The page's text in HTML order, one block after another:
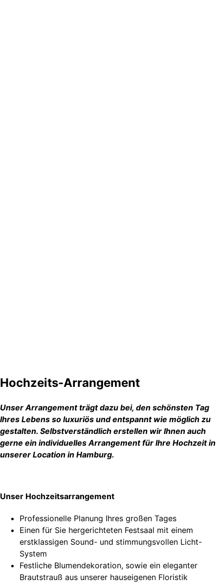
Hochzeits-Arrangement
Unser Arrangement trägt dazu bei, den schönsten Tag
Ihres Lebens so luxuriös und entspannt wie möglich zu
gestalten. Selbstverständlich erstellen wir Ihnen auch
gerne ein individuelles Arrangement für Ihre Hochzeit in
unserer Location in Hamburg.
Unser Hochzeitsarrangement
Professionelle Planung Ihres großen Tages
Einen für Sie hergerichteten Festsaal mit einem
erstklassigen Sound- und stimmungsvollen Licht-
System
Festliche Blumendekoration, sowie ein eleganter
Brautstrauß aus unserer hauseigenen Floristik